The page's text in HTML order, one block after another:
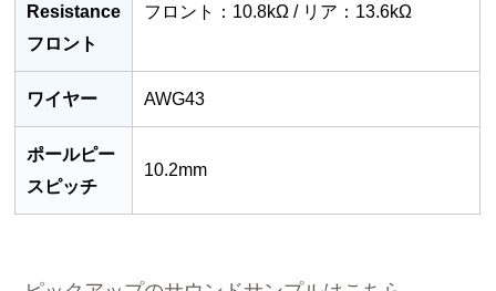
Resistance
フロント
フロント：10.8kΩ / リア：13.6kΩ
ワイヤー AWG43
ポールピー
スピッチ
10.2mm